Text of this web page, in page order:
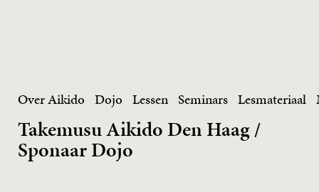
Over Aikido Dojo Lessen Seminars Lesmateriaal
Takemusu Aikido Den Haag /
Sponaar Dojo